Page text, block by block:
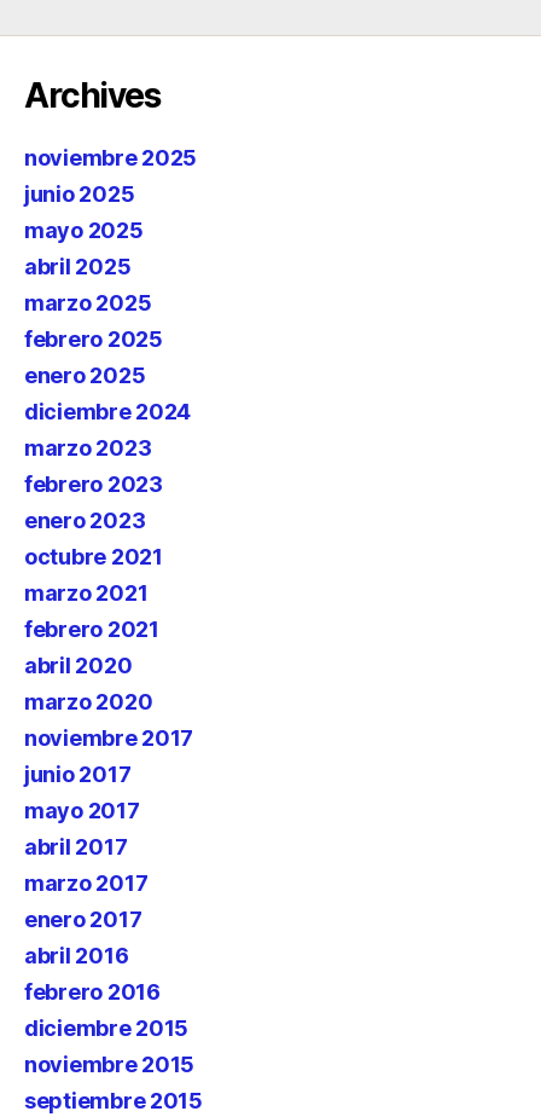
Archives
noviembre 2025
junio 2025
mayo 2025
abril 2025
marzo 2025
febrero 2025
enero 2025
diciembre 2024
marzo 2023
febrero 2023
enero 2023
octubre 2021
marzo 2021
febrero 2021
abril 2020
marzo 2020
noviembre 2017
junio 2017
mayo 2017
abril 2017
marzo 2017
enero 2017
abril 2016
febrero 2016
diciembre 2015
noviembre 2015
septiembre 2015